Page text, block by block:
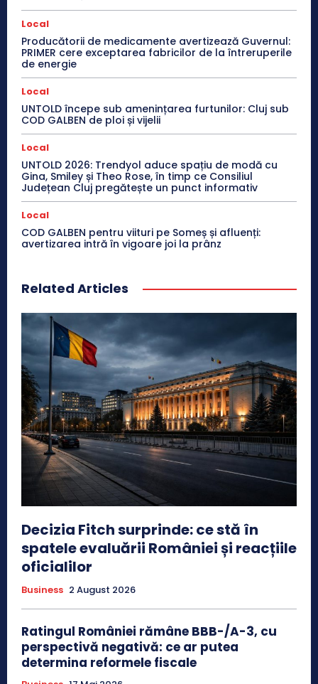
Local
Producătorii de medicamente avertizează Guvernul:
PRIMER cere exceptarea fabricilor de la întreruperile
de energie
Local
UNTOLD începe sub amenințarea furtunilor: Cluj sub
COD GALBEN de ploi și vijelii
Local
UNTOLD 2026: Trendyol aduce spațiu de modă cu
Gina, Smiley și Theo Rose, în timp ce Consiliul
Județean Cluj pregătește un punct informativ
Local
COD GALBEN pentru viituri pe Someș și afluenți:
avertizarea intră în vigoare joi la prânz
Related Articles
Decizia Fitch surprinde: ce stă în
spatele evaluării României și reacțiile
oficialilor
Business 2 August 2026
Ratingul României rămâne BBB-/A-3, cu
perspectivă negativă: ce ar putea
determina reformele fiscale